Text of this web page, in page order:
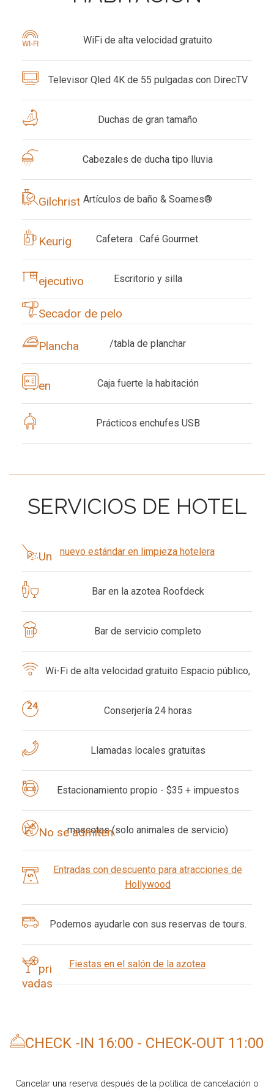
WiFi de alta velocidad gratuito
Televisor Qled 4K de 55 pulgadas con DirecTV
Duchas de gran tamaño
Cabezales de ducha tipo lluvia
Artículos de baño
Gilchrist & Soames®
Cafetera
Keurig . Café Gourmet.
Escritorio
ejecutivo y silla
Secador de pelo
Plancha /tabla de planchar
Caja fuerte
en la habitación
Prácticos enchufes USB
SERVICIOS DE HOTEL
Un nuevo estándar en limpieza hotelera
Bar en la azotea Roofdeck
Bar de servicio completo
Wi-Fi de alta velocidad gratuito Espacio público,
Conserjería 24 horas
Llamadas locales gratuitas
Estacionamiento propio - $35 + impuestos
No se admiten
mascotas (solo animales de servicio)
Entradas con descuento para atracciones de
Hollywood
Podemos ayudarle con sus reservas de tours.
Fiestas
pri
vadas
en el salón de la azotea
CHECK -IN 16:00 - CHECK-OUT 11:00
Cancelar una reserva después de la política de cancelación o